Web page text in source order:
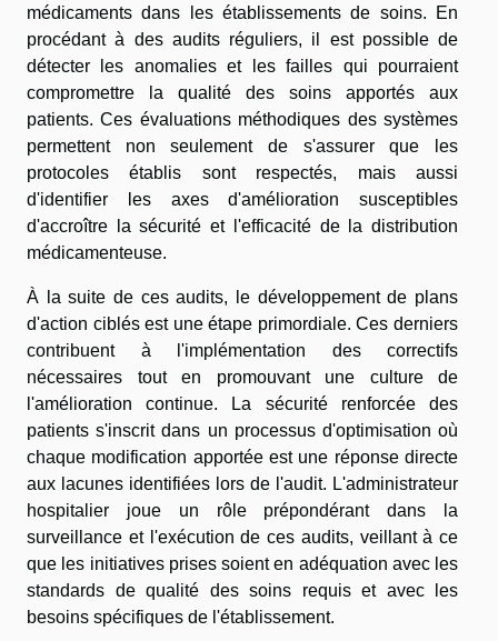
médicaments dans les établissements de soins. En
procédant à des audits réguliers, il est possible de
détecter les anomalies et les failles qui pourraient
compromettre la qualité des soins apportés aux
patients. Ces évaluations méthodiques des systèmes
permettent non seulement de s'assurer que les
protocoles établis sont respectés, mais aussi
d'identifier les axes d'amélioration susceptibles
d'accroître la sécurité et l'efficacité de la distribution
médicamenteuse.
À la suite de ces audits, le développement de plans
d'action ciblés est une étape primordiale. Ces derniers
contribuent à l'implémentation des correctifs
nécessaires tout en promouvant une culture de
l'amélioration continue. La sécurité renforcée des
patients s'inscrit dans un processus d'optimisation où
chaque modification apportée est une réponse directe
aux lacunes identifiées lors de l'audit. L'administrateur
hospitalier joue un rôle prépondérant dans la
surveillance et l'exécution de ces audits, veillant à ce
que les initiatives prises soient en adéquation avec les
standards de qualité des soins requis et avec les
besoins spécifiques de l'établissement.